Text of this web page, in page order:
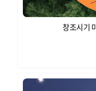
창조시기